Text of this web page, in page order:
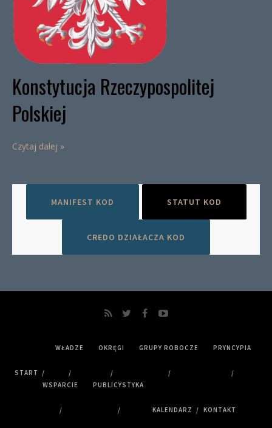
Konstytucja Rzeczypospolitej
Polskiej
Czytaj dalej »
MANIFEST KOD STATUT KOD
CREDO DZIAŁACZA KOD
START
WŁADZE OKRĘGI GRUPY ROBOCZE PRYNCYPIA
WSPARCIE PUBLICYSTYKA
KALENDARZ KONTAKT